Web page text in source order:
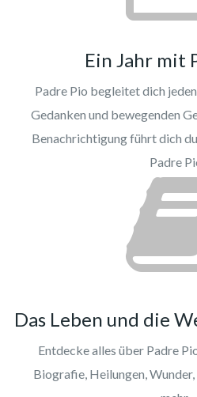
Ein Jahr mit
Padre Pio begleitet dich
Gedanken und bewegenden
Benachrichtigung führt dich
Padre
Das Leben und die
Entdecke alles über Padre
Biografie, Heilungen,